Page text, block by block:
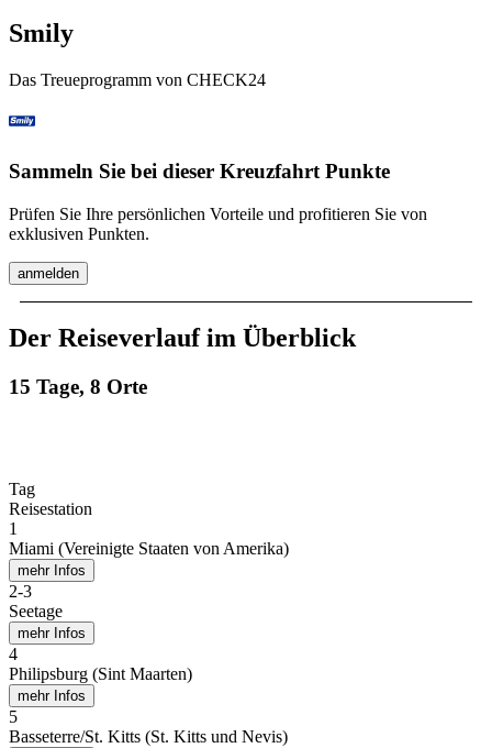
Smily
Das Treueprogramm von CHECK24
Sammeln Sie bei dieser Kreuzfahrt Punkte
Prüfen Sie Ihre persönlichen Vorteile und profitieren Sie von
exklusiven Punkten.
anmelden
Der Reiseverlauf im Überblick
15 Tage, 8 Orte
Tag
Reisestation
1
Miami (Vereinigte Staaten von Amerika)
mehr Infos
2-3
Seetage
mehr Infos
4
Philipsburg (Sint Maarten)
mehr Infos
5
Basseterre/St. Kitts (St. Kitts und Nevis)